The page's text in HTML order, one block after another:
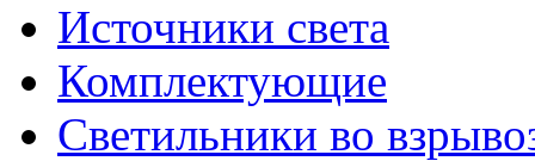
Источники света
Комплектующие
Светильники во